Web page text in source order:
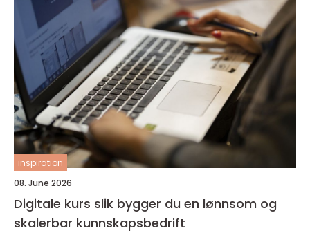
inspiration
08. June 2026
Digitale kurs slik bygger du en lønnsom og
skalerbar kunnskapsbedrift